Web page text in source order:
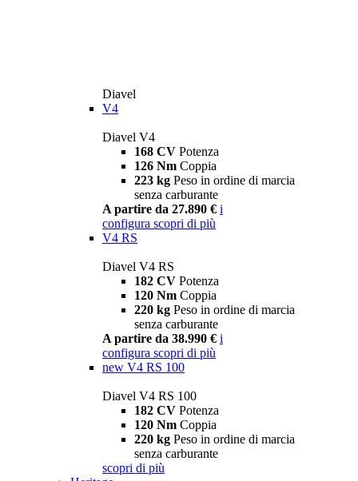
Diavel
V4
Diavel V4
168 CV Potenza
126 Nm Coppia
223 kg Peso in ordine di marcia
senza carburante
A partire da 27.890 € i
configura scopri di più
V4 RS
Diavel V4 RS
182 CV Potenza
120 Nm Coppia
220 kg Peso in ordine di marcia
senza carburante
A partire da 38.990 € i
configura scopri di più
new V4 RS 100
Diavel V4 RS 100
182 CV Potenza
120 Nm Coppia
220 kg Peso in ordine di marcia
senza carburante
scopri di più